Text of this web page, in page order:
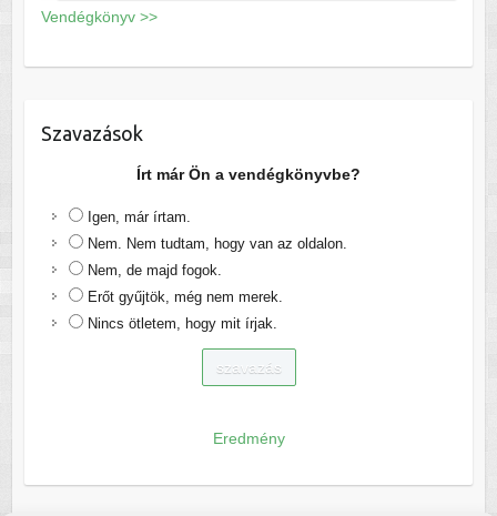
Vendégkönyv >>
Szavazások
Írt már Ön a vendégkönyvbe?
Igen, már írtam.
Nem. Nem tudtam, hogy van az oldalon.
Nem, de majd fogok.
Erőt gyűjtök, még nem merek.
Nincs ötletem, hogy mit írjak.
Eredmény